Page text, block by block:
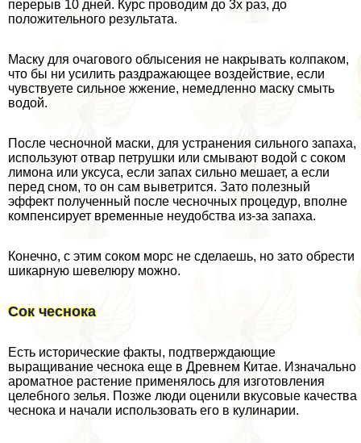
перерыв 10 дней. Курс проводим до 3х раз, до
положительного результата.
Маску для очагового облысения не накрывать колпаком,
что бы ни усилить раздражающее воздействие, если
чувствуете сильное жжение, немедленно маску смыть
водой.
После чесночной маски, для устранения сильного запаха,
используют отвар петрушки или смывают водой с соком
лимона или уксуса, если запах сильно мешает, а если
перед сном, то он сам выветрится. Зато полезный
эффект полученный после чесночных процедур, вполне
компенсирует временные неудобства из-за запаха.
Конечно, с этим соком морс не сделаешь, но зато обрести
шикарную шевелюру можно.
Сок чеснока
Есть исторические факты, подтверждающие
выращивание чеснока еще в Древнем Китае. Изначально
ароматное растение применялось для изготовления
целебного зелья. Позже люди оценили вкусовые качества
чеснока и начали использовать его в кулинарии.